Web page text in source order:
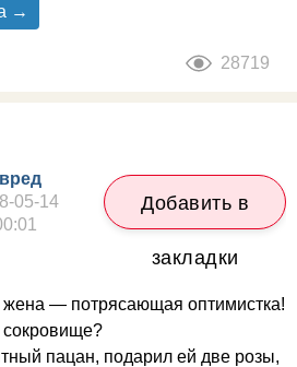
→
28719
05-14
Добавить в
закладки
— потрясающая оптимистка!
сокровище?
пацан, подарил ей две розы,